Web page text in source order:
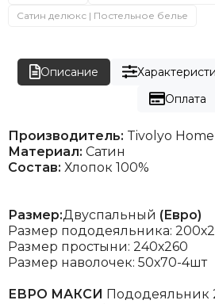
Сатин делюкс | Постельное белье
Описание
Оплата
Производитель: Tivolyo Home
Материал: Сатин
Состав: Хлопок 100%
Размер:Двуспальный (Евро)
Размер пододеяльника:
Размер простыни: 240х260
Размер наволочек: 50х70-4шт
ЕВРО МАКСИ Пододеяльник